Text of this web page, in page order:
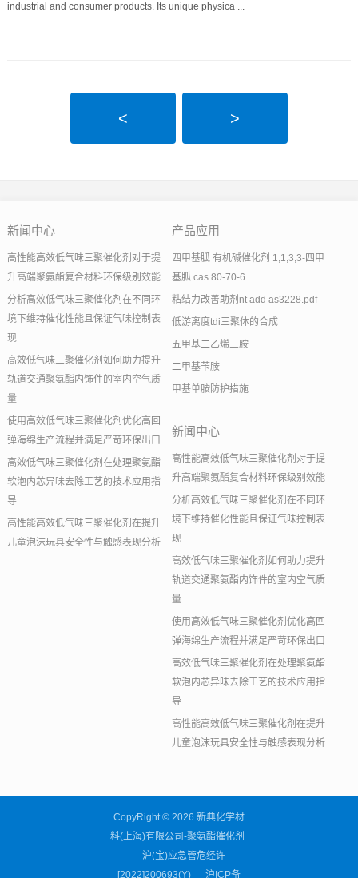
industrial and consumer products. Its unique physica ...
< >
新闻中心
高性能高效低气味三聚催化剂对于提
升高端聚氨酯复合材料环保级别效能
分析高效低气味三聚催化剂在不同环
境下维持催化性能且保证气味控制表
现
高效低气味三聚催化剂如何助力提升
轨道交通聚氨酯内饰件的室内空气质
量
使用高效低气味三聚催化剂优化高回
弹海绵生产流程并满足严苛环保出口
高效低气味三聚催化剂在处理聚氨酯
软泡内芯异味去除工艺的技术应用指
导
高性能高效低气味三聚催化剂在提升
儿童泡沫玩具安全性与触感表现分析
产品应用
四甲基胍 有机碱催化剂 1,1,3,3-四甲
基胍 cas 80-70-6
粘结力改善助剂nt add as3228.pdf
低游离度tdi三聚体的合成
五甲基二乙烯三胺
二甲基苄胺
甲基单胺防护措施
新闻中心
高性能高效低气味三聚催化剂对于提
升高端聚氨酯复合材料环保级别效能
分析高效低气味三聚催化剂在不同环
境下维持催化性能且保证气味控制表
现
高效低气味三聚催化剂如何助力提升
轨道交通聚氨酯内饰件的室内空气质
量
使用高效低气味三聚催化剂优化高回
弹海绵生产流程并满足严苛环保出口
高效低气味三聚催化剂在处理聚氨酯
软泡内芯异味去除工艺的技术应用指
导
高性能高效低气味三聚催化剂在提升
儿童泡沫玩具安全性与触感表现分析
CopyRight © 2026 新典化学材
料(上海)有限公司-聚氨酯催化剂
沪(宝)应急管危经许
[2022]200693(Y) 沪ICP备